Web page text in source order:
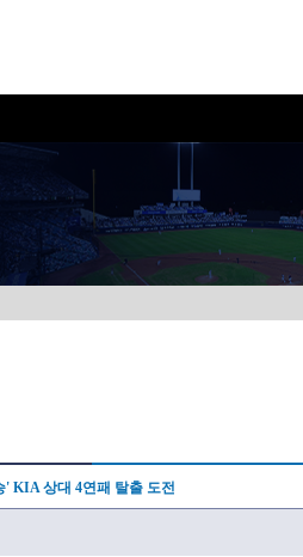
' KIA 상대 4연패 탈출 도전